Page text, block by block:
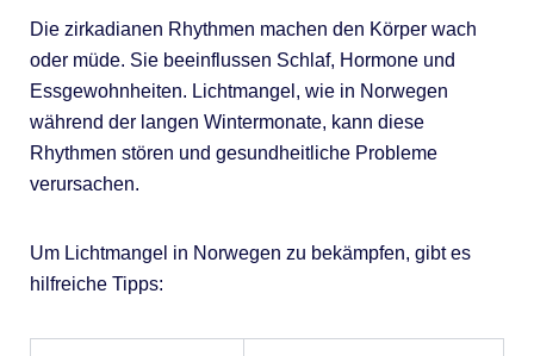
Die zirkadianen Rhythmen machen den Körper wach
oder müde. Sie beeinflussen Schlaf, Hormone und
Essgewohnheiten. Lichtmangel, wie in Norwegen
während der langen Wintermonate, kann diese
Rhythmen stören und gesundheitliche Probleme
verursachen.
Um Lichtmangel in Norwegen zu bekämpfen, gibt es
hilfreiche Tipps: